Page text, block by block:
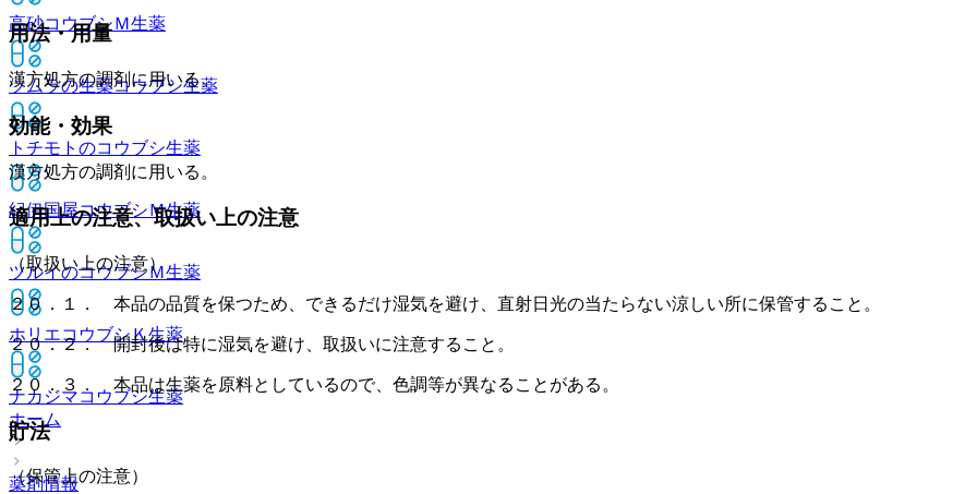
高砂コウブシＭ生薬
ツムラの生薬コウブシ生薬
トチモトのコウブシ生薬
紀伊国屋コウブシＭ生薬
ツルイのコウブシＭ生薬
ホリエコウブシＫ生薬
ナカジマコウブシ生薬
ホーム
薬剤情報
用法・用量
漢方処方の調剤に用いる。
効能・効果
漢方処方の調剤に用いる。
適用上の注意、取扱い上の注意
（取扱い上の注意）
２０．１． 本品の品質を保つため、できるだけ湿気を避け、直射日光の当たらない涼しい所に保管すること。
２０．２． 開封後は特に湿気を避け、取扱いに注意すること。
２０．３． 本品は生薬を原料としているので、色調等が異なることがある。
貯法
（保管上の注意）